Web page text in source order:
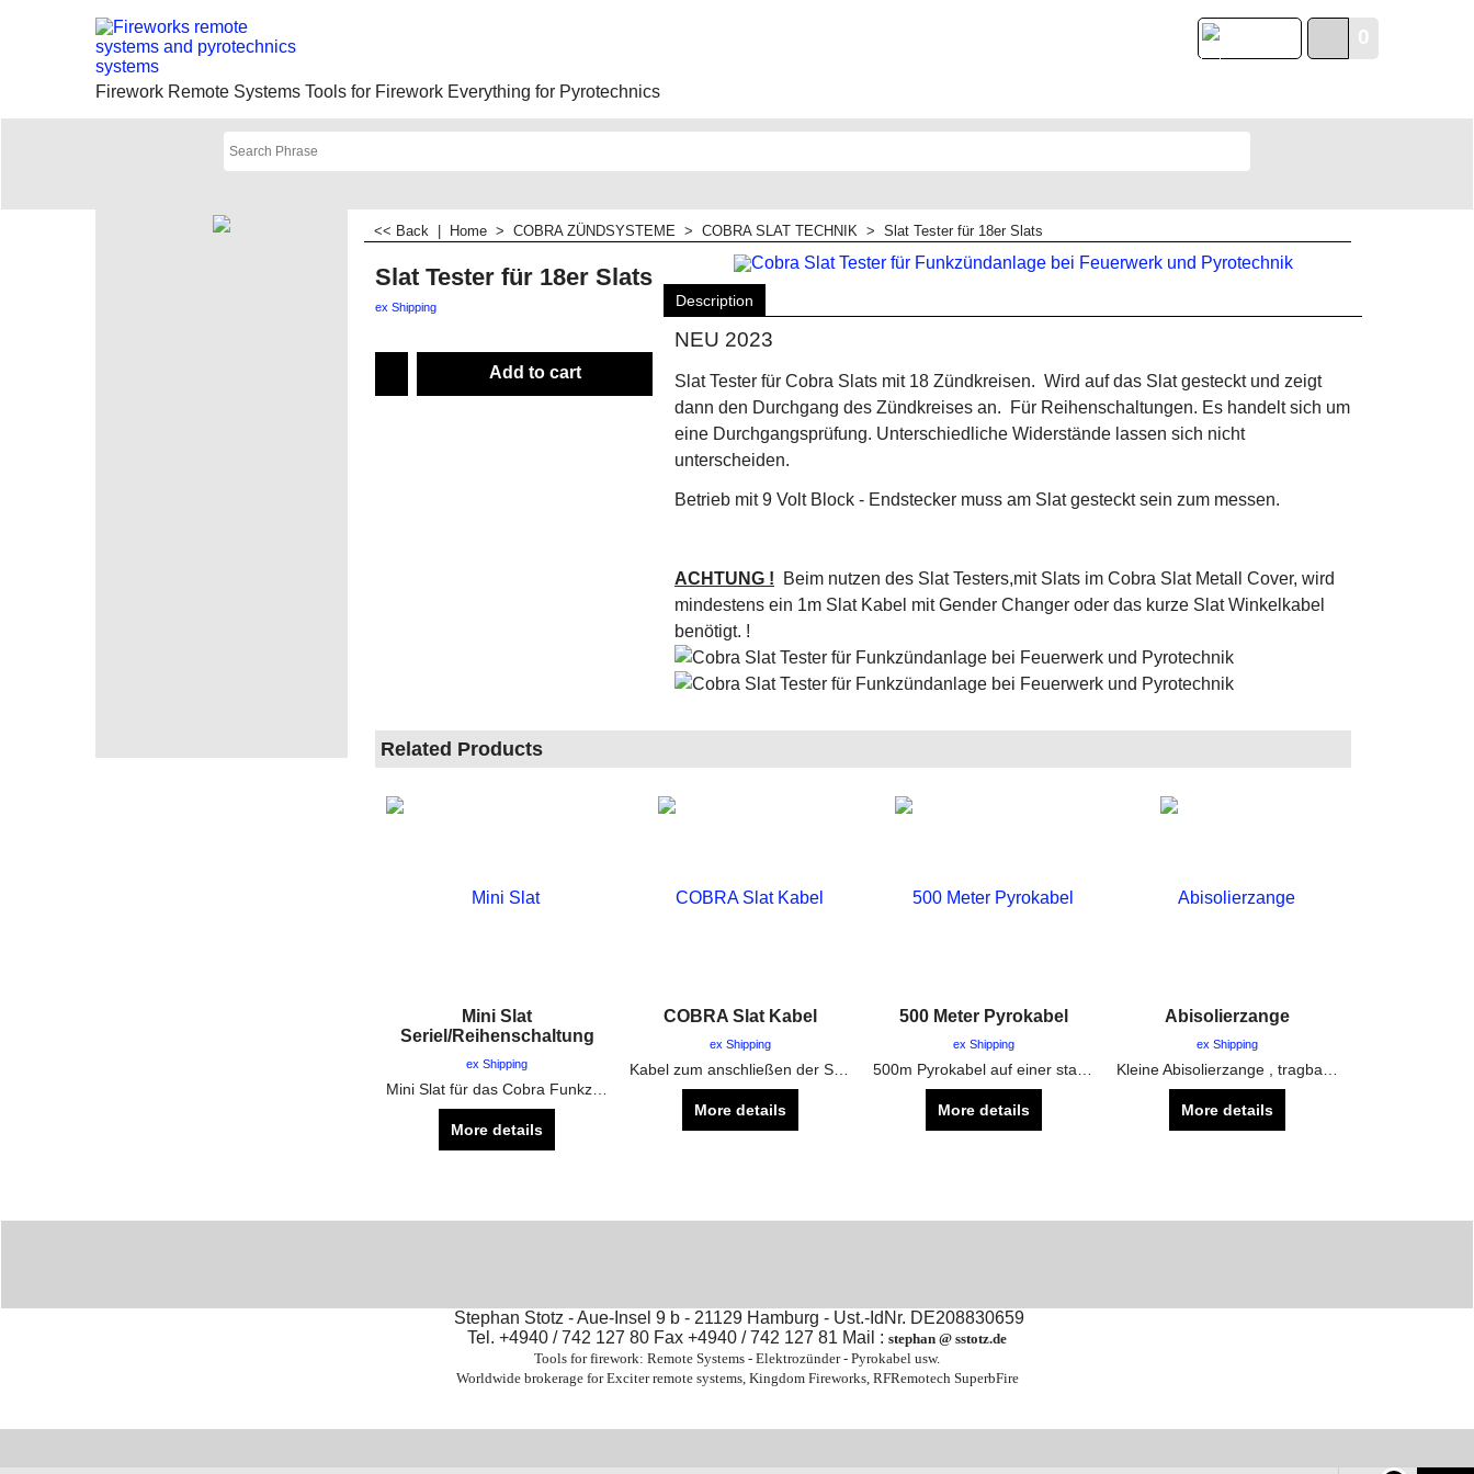
0
Firework Remote Systems Tools for Firework Everything for Pyrotechnics
<< Back Home > COBRA ZÜNDSYSTEME > COBRA SLAT TECHNIK > Slat Tester für 18er Slats
Slat Tester für 18er Slats
ex Shipping
Add to cart
Description
NEU 2023
Slat Tester für Cobra Slats mit 18 Zündkreisen. Wird auf das Slat gesteckt und zeigt
dann den Durchgang des Zündkreises an. Für Reihenschaltungen. Es handelt sich um
eine Durchgangsprüfung. Unterschiedliche Widerstände lassen sich nicht
unterscheiden.
Betrieb mit 9 Volt Block - Endstecker muss am Slat gesteckt sein zum messen.
ACHTUNG ! Beim nutzen des Slat Testers,mit Slats im Cobra Slat Metall Cover, wird
mindestens ein 1m Slat Kabel mit Gender Changer oder das kurze Slat Winkelkabel
benötigt. !
Related Products
Mini Slat
Seriel/Reihenschaltung
ex Shipping
More details
COBRA Slat Kabel
ex Shipping
More details
500 Meter Pyrokabel
ex Shipping
More details
Abisolierzange
ex Shipping
More details
Stephan Stotz - Aue-Insel 9 b - 21129 Hamburg - Ust.-IdNr. DE208830659
Tel. +4940 / 742 127 80 Fax +4940 / 742 127 81 Mail : stephan @ sstotz.de
Tools for firework: Remote Systems - Elektrozünder - Pyrokabel usw.
Worldwide brokerage for Exciter remote systems, Kingdom Fireworks, RFRemotech SuperbFire